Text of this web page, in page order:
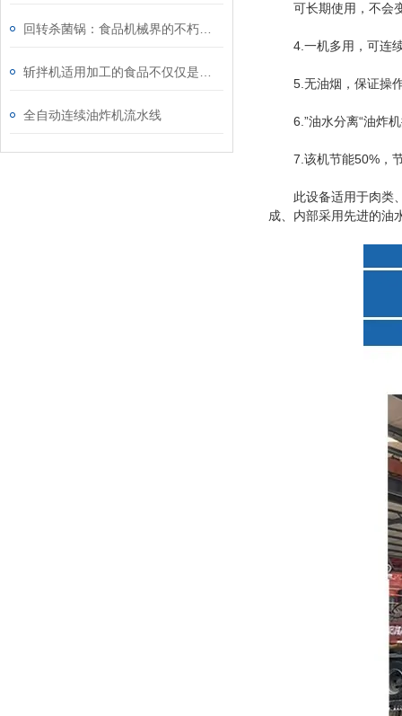
全自动连续油炸机流水线
可长期使用，不会
4.一机多用，可连续
5.无油烟，保证操作
6.”油水分离“油炸机
7.该机节能50%，节
此设备适用于肉类、
成、内部采用先进的油